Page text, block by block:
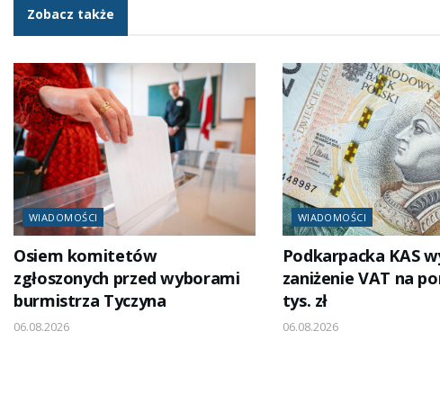
Zobacz także
WIADOMOŚCI
Osiem komitetów
zgłoszonych przed wyborami
burmistrza Tyczyna
06.08.2026
WIADOMOŚCI
Podkarpacka KAS
zaniżenie VAT na
tys. zł
06.08.2026